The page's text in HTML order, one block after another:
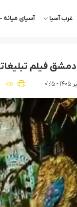
غرب آسیا آسیای میانه
فیلم